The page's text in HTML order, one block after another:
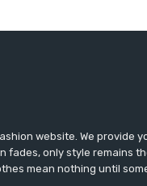
website. We provide
only style remains
mean nothing until